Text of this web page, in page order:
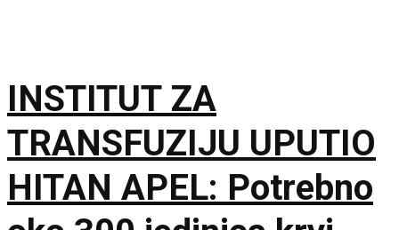
INSTITUT ZA
TRANSFUZIJU UPUTIO
HITAN APEL: Potrebno